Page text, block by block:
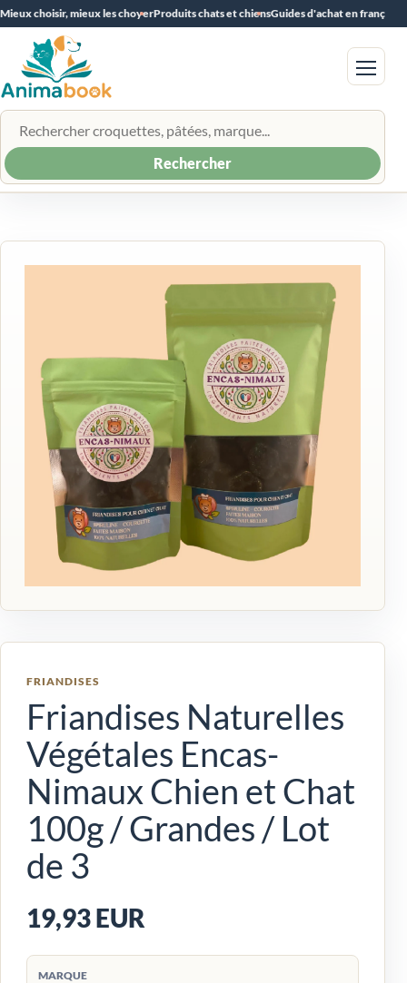
Mieux choisir, mieux les choyerProduits chats et chiensGuides d'achat en français
Rechercher un produit
Rechercher
Menu
FRIANDISES
Friandises Naturelles
Végétales Encas-
Nimaux Chien et Chat
100g / Grandes / Lot
de 3
19,93 EUR
MARQUE